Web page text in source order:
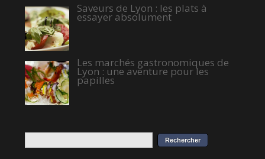
Saveurs de Lyon : les plats à
essayer absolument
Les marchés gastronomiques de
Lyon : une aventure pour les
papilles